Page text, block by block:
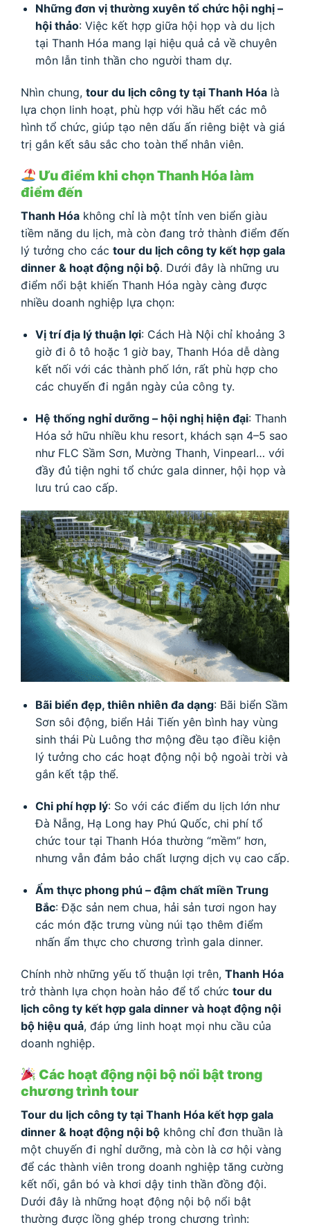
Những đơn vị thường xuyên tổ chức hội nghị –
hội thảo: Việc kết hợp giữa hội họp và du lịch
tại Thanh Hóa mang lại hiệu quả cả về chuyên
môn lẫn tinh thần cho người tham dự.
Nhìn chung, tour du lịch công ty tại Thanh Hóa là
lựa chọn linh hoạt, phù hợp với hầu hết các mô
hình tổ chức, giúp tạo nên dấu ấn riêng biệt và giá
trị gắn kết sâu sắc cho toàn thể nhân viên.
Ưu điểm khi chọn Thanh Hóa làm
điểm đến
Thanh Hóa không chỉ là một tỉnh ven biển giàu
tiềm năng du lịch, mà còn đang trở thành điểm đến
lý tưởng cho các tour du lịch công ty kết hợp gala
dinner & hoạt động nội bộ. Dưới đây là những ưu
điểm nổi bật khiến Thanh Hóa ngày càng được
nhiều doanh nghiệp lựa chọn:
Vị trí địa lý thuận lợi: Cách Hà Nội chỉ khoảng 3
giờ đi ô tô hoặc 1 giờ bay, Thanh Hóa dễ dàng
kết nối với các thành phố lớn, rất phù hợp cho
các chuyến đi ngắn ngày của công ty.
Hệ thống nghỉ dưỡng – hội nghị hiện đại: Thanh
Hóa sở hữu nhiều khu resort, khách sạn 4–5 sao
như FLC Sầm Sơn, Mường Thanh, Vinpearl… với
đầy đủ tiện nghi tổ chức gala dinner, hội họp và
lưu trú cao cấp.
Bãi biển đẹp, thiên nhiên đa dạng: Bãi biển Sầm
Sơn sôi động, biển Hải Tiến yên bình hay vùng
sinh thái Pù Luông thơ mộng đều tạo điều kiện
lý tưởng cho các hoạt động nội bộ ngoài trời và
gắn kết tập thể.
Chi phí hợp lý: So với các điểm du lịch lớn như
Đà Nẵng, Hạ Long hay Phú Quốc, chi phí tổ
chức tour tại Thanh Hóa thường “mềm” hơn,
nhưng vẫn đảm bảo chất lượng dịch vụ cao cấp.
Ẩm thực phong phú – đậm chất miền Trung
Bắc: Đặc sản nem chua, hải sản tươi ngon hay
các món đặc trưng vùng núi tạo thêm điểm
nhấn ẩm thực cho chương trình gala dinner.
Chính nhờ những yếu tố thuận lợi trên, Thanh Hóa
trở thành lựa chọn hoàn hảo để tổ chức tour du
lịch công ty kết hợp gala dinner và hoạt động nội
bộ hiệu quả, đáp ứng linh hoạt mọi nhu cầu của
doanh nghiệp.
Các hoạt động nội bộ nổi bật trong
chương trình tour
Tour du lịch công ty tại Thanh Hóa kết hợp gala
dinner & hoạt động nội bộ không chỉ đơn thuần là
một chuyến đi nghỉ dưỡng, mà còn là cơ hội vàng
để các thành viên trong doanh nghiệp tăng cường
kết nối, gắn bó và khơi dậy tinh thần đồng đội.
Dưới đây là những hoạt động nội bộ nổi bật
thường được lồng ghép trong chương trình: